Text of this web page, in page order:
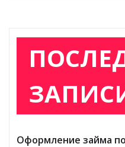
Оформление займа